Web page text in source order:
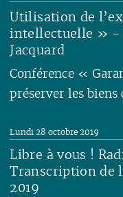
Utilisation de
intellectuelle » -
Jacquard
Conférence «
préserver les
Lire
Libre à vous !
Transcription de
2019
Lundi 28 octobre 2019